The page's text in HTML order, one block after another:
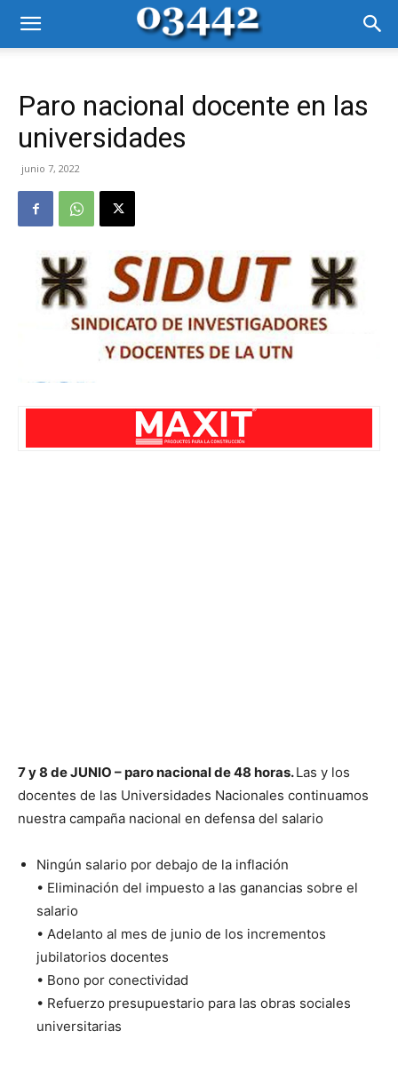
Paro nacional docente en las
universidades
junio 7, 2022
7 y 8 de JUNIO – paro nacional de 48 horas.Las y los
docentes de las Universidades Nacionales continuamos
nuestra campaña nacional en defensa del salario
Ningún salario por debajo de la inflación
• Eliminación del impuesto a las ganancias sobre el
salario
• Adelanto al mes de junio de los incrementos
jubilatorios docentes
• Bono por conectividad
• Refuerzo presupuestario para las obras sociales
universitarias